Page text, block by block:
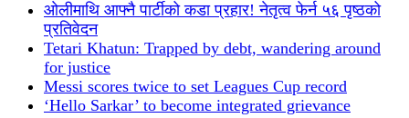
ओलीमाथि आफ्नै पार्टीको कडा प्रहार! नेतृत्व फेर्न ५६ पृष्ठको
प्रतिवेदन
Tetari Khatun: Trapped by debt, wandering around
for justice
Messi scores twice to set Leagues Cup record
‘Hello Sarkar’ to become integrated grievance